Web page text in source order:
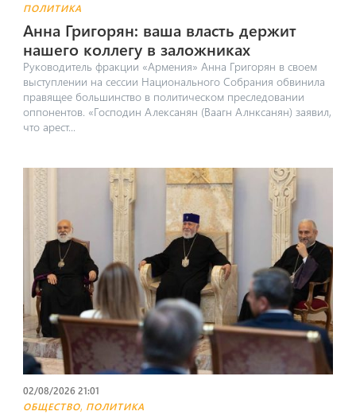
ПОЛИТИКА
Анна Григорян: ваша власть держит
нашего коллегу в заложниках
Руководитель фракции «Армения» Анна Григорян в своем
выступлении на сессии Национального Собрания обвинила
правящее большинство в политическом преследовании
оппонентов. «Господин Алексанян (Ваагн Алнксанян) заявил,
что арест...
02/08/2026 21:01
ОБЩЕСТВО, ПОЛИТИКА